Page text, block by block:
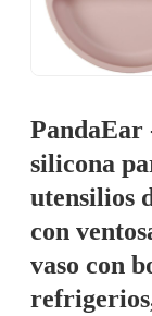
PandaEar
silicona
utensilios
con
vaso con